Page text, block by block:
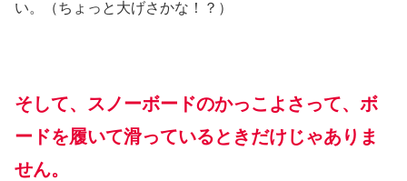
い。（ちょっと大げさかな！？）
そして、スノーボードのかっこよさって、ボ
ードを履いて滑っているときだけじゃありま
せん。